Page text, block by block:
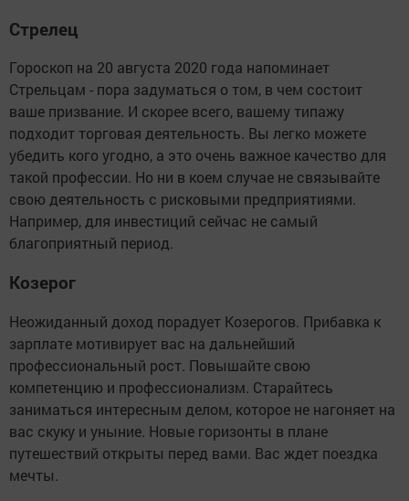
Стрелец
Гороскоп на 20 августа 2020 года напоминает
Стрельцам - пора задуматься о том, в чем состоит
ваше призвание. И скорее всего, вашему типажу
подходит торговая деятельность. Вы легко можете
убедить кого угодно, а это очень важное качество для
такой профессии. Но ни в коем случае не связывайте
свою деятельность с рисковыми предприятиями.
Например, для инвестиций сейчас не самый
благоприятный период.
Козерог
Неожиданный доход порадует Козерогов. Прибавка к
зарплате мотивирует вас на дальнейший
профессиональный рост. Повышайте свою
компетенцию и профессионализм. Старайтесь
заниматься интересным делом, которое не нагоняет на
вас скуку и уныние. Новые горизонты в плане
путешествий открыты перед вами. Вас ждет поездка
мечты.